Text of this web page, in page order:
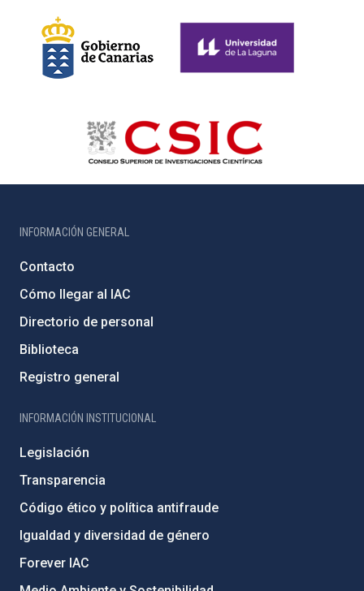
INFORMACIÓN GENERAL
Contacto
Cómo llegar al IAC
Directorio de personal
Biblioteca
Registro general
INFORMACIÓN INSTITUCIONAL
Legislación
Transparencia
Código ético y política antifraude
Igualdad y diversidad de género
Forever IAC